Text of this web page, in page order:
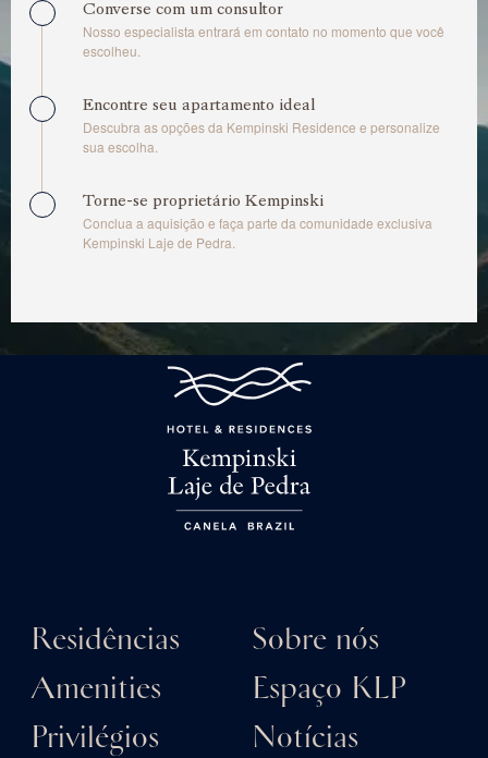
Converse com um consultor
Nosso especialista entrará em contato no momento que você
escolheu.
Encontre seu apartamento ideal
Descubra as opções da Kempinski Residence e personalize
sua escolha.
Torne-se proprietário Kempinski
Conclua a aquisição e faça parte da comunidade exclusiva
Kempinski Laje de Pedra.
Residências
Amenities
Privilégios
Sobre nós
Espaço KLP
Notícias